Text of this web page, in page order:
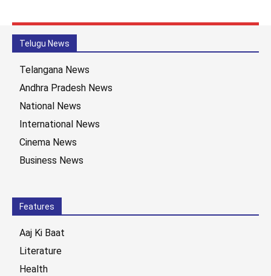
Telugu News
Telangana News
Andhra Pradesh News
National News
International News
Cinema News
Business News
Features
Aaj Ki Baat
Literature
Health